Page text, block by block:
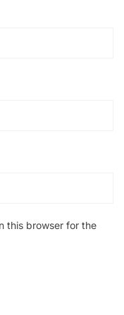
this browser for the